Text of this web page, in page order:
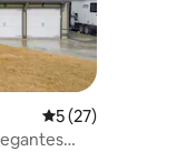
5 de uma
5 (27)